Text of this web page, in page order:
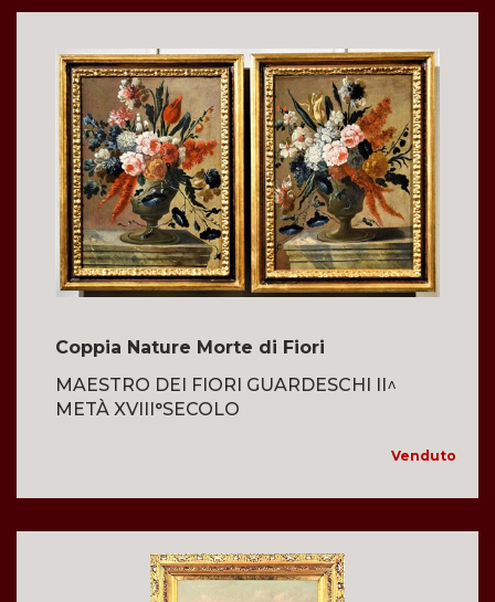
Coppia Nature Morte di Fiori
MAESTRO DEI FIORI GUARDESCHI II^
METÀ XVIII°SECOLO
Venduto